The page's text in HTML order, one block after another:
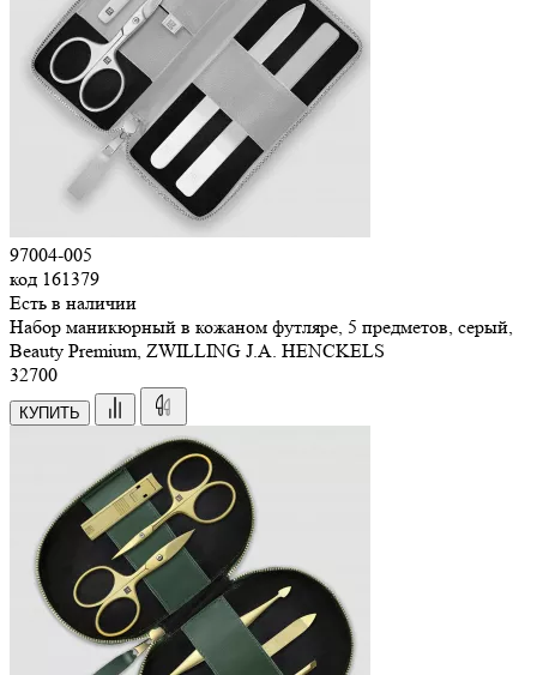
97004-005
код 161379
Есть в наличии
Набор маникюрный в кожаном футляре, 5 предметов, серый,
Beauty Premium, ZWILLING J.A. HENCKELS
32700
КУПИТЬ